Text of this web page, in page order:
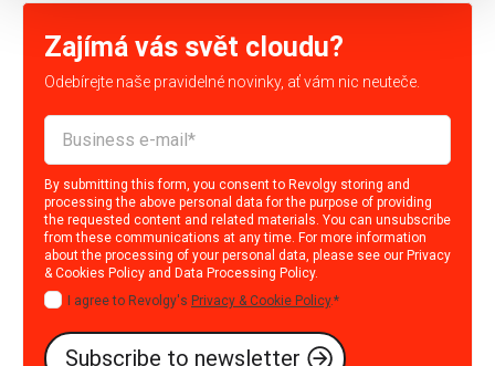
Zajímá vás svět cloudu?
Odebírejte naše pravidelné novinky, ať vám nic neuteče.
By submitting this form, you consent to Revolgy storing and
processing the above personal data for the purpose of providing
the requested content and related materials. You can unsubscribe
from these communications at any time. For more information
about the processing of your personal data, please see our Privacy
& Cookies Policy and Data Processing Policy.
I agree to Revolgy's Privacy & Cookie Policy.*